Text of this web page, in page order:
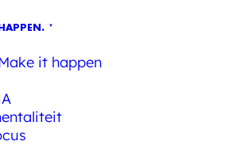
it happen